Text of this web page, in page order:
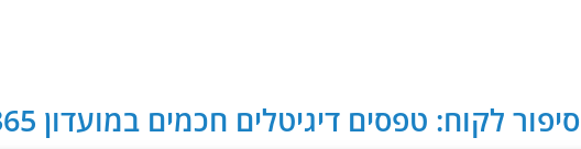
סיפור לקוח: טפסים דיגיטלים חכמים במועדון CLUB 365: